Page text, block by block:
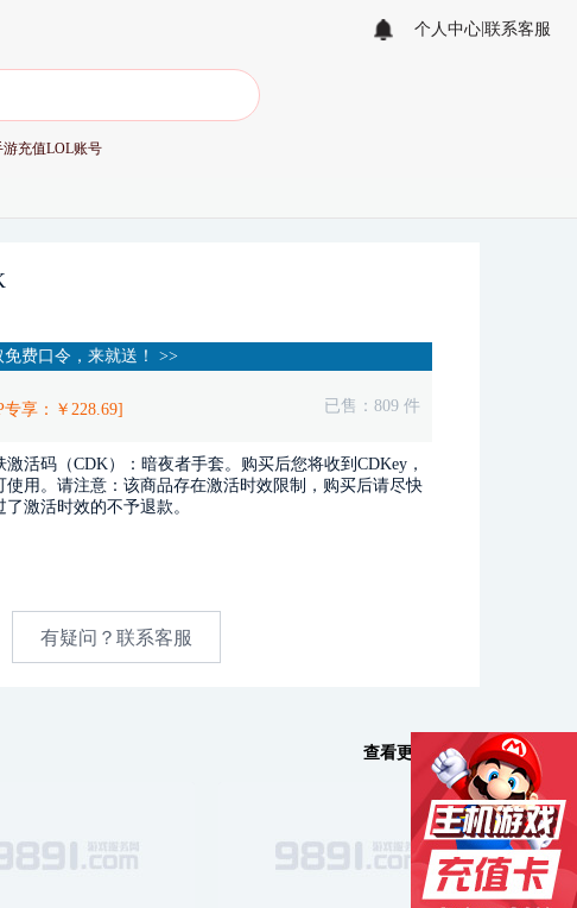
个人中心 联系客服
游充值LOL账号
费口令，来就送！ >>
专享：￥228.69] 已售： 809 件
活码（CDK）：暗夜者手套。购买后您将收到CDKey，
用。请注意：该商品存在激活时效限制，购买后请尽快
激活时效的不予退款。
有疑问？联系客服
查看更多商品